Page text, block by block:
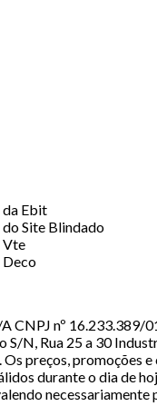
CNPJ nº 16.233.389/
S/N, Rua 25 a 30
preços, promoções e
durante o dia de
necessariamente